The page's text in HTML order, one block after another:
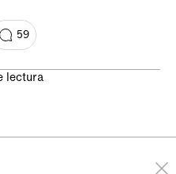
59
lectura